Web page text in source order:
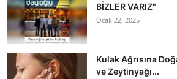
BİZLER VARIZ"
Ocak 22, 2025
Kulak Ağrısına
ve Zeytinyağı...